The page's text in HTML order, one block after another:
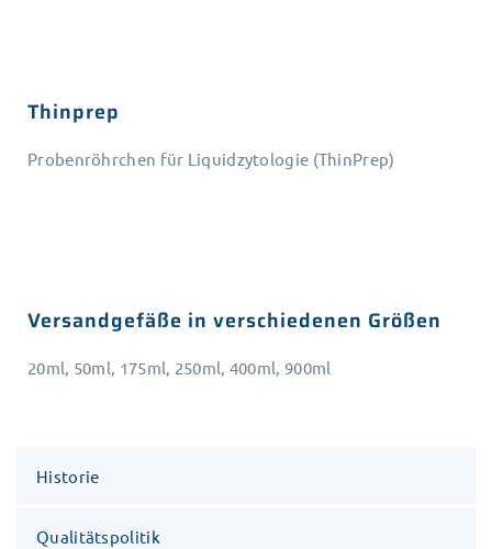
Thinprep
Probenröhrchen für Liquidzytologie (ThinPrep)
Versandgefäße in verschiedenen Größen
20ml, 50ml, 175ml, 250ml, 400ml, 900ml
Historie
Qualitätspolitik